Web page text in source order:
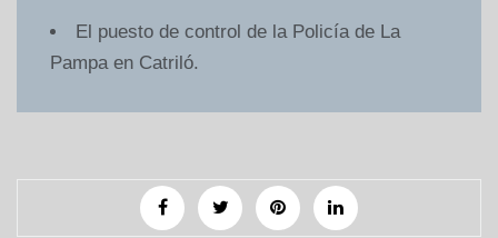
El puesto de control de la Policía de La
Pampa en Catriló.